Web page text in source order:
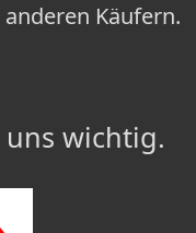
Käufern.
wichtig.